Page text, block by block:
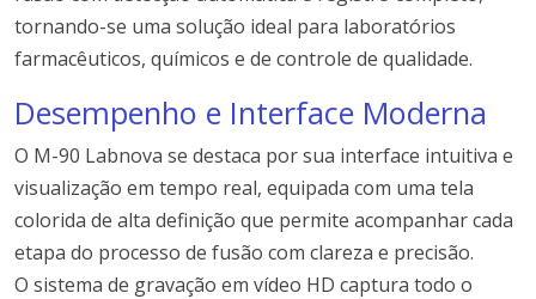
tornando-se uma solução ideal para laboratórios
farmacêuticos, químicos e de controle de qualidade.
Desempenho e Interface Moderna
O M-90 Labnova se destaca por sua interface intuitiva e
visualização em tempo real, equipada com uma tela
colorida de alta definição que permite acompanhar cada
etapa do processo de fusão com clareza e precisão.
O sistema de gravação em vídeo HD captura todo o